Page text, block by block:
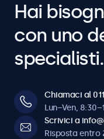
Hai
con uno
specialisti.
Chiamaci al
Lun–Ven,
Scrivici a
Risposta entro